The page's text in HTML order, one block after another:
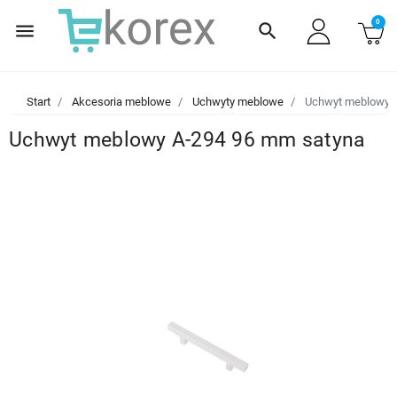
menu search 0
Start Akcesoria meblowe Uchwyty meblowe Uchwyt meblowy
Uchwyt meblowy A-294 96 mm satyna